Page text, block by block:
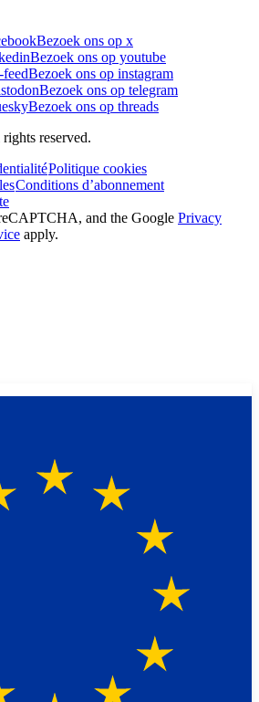
Bezoek ons op x
Bezoek ons op youtube
Bezoek ons op instagram
Bezoek ons op telegram
Bezoek ons op threads
reserved.
Politique cookies
Conditions d’abonnement
and the Google Privacy
apply.